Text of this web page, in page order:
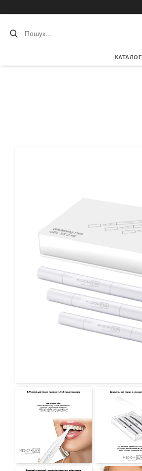
КАТАЛОГ